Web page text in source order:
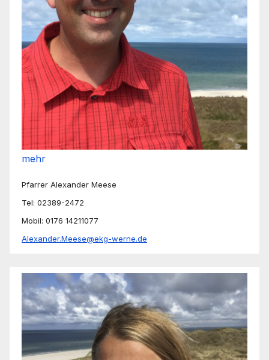
mehr
Pfarrer Alexander Meese
Tel: 02389-2472
Mobil: 0176 14211077
Alexander.Meese@ekg-werne.de